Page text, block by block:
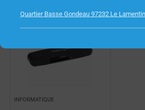
INFORMATIQUE
Quartier Basse Gondeau 97232 Le Lamentin